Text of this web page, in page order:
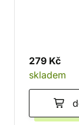
279 Kč
skladem